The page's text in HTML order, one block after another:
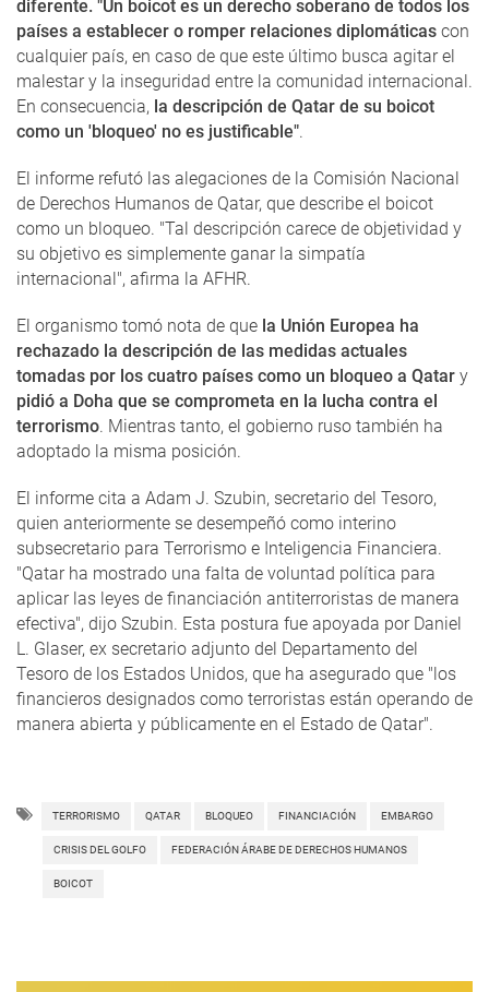
diferente. "Un boicot es un derecho soberano de todos los
países a establecer o romper relaciones diplomáticas con
cualquier país, en caso de que este último busca agitar el
malestar y la inseguridad entre la comunidad internacional.
En consecuencia, la descripción de Qatar de su boicot
como un 'bloqueo' no es justificable".
El informe refutó las alegaciones de la Comisión Nacional
de Derechos Humanos de Qatar, que describe el boicot
como un bloqueo. "Tal descripción carece de objetividad y
su objetivo es simplemente ganar la simpatía
internacional", afirma la AFHR.
El organismo tomó nota de que la Unión Europea ha
rechazado la descripción de las medidas actuales
tomadas por los cuatro países como un bloqueo a Qatar y
pidió a Doha que se comprometa en la lucha contra el
terrorismo. Mientras tanto, el gobierno ruso también ha
adoptado la misma posición.
El informe cita a Adam J. Szubin, secretario del Tesoro,
quien anteriormente se desempeñó como interino
subsecretario para Terrorismo e Inteligencia Financiera.
"Qatar ha mostrado una falta de voluntad política para
aplicar las leyes de financiación antiterroristas de manera
efectiva", dijo Szubin. Esta postura fue apoyada por Daniel
L. Glaser, ex secretario adjunto del Departamento del
Tesoro de los Estados Unidos, que ha asegurado que "los
financieros designados como terroristas están operando de
manera abierta y públicamente en el Estado de Qatar".
TERRORISMO QATAR BLOQUEO FINANCIACIÓN EMBARGO
CRISIS DEL GOLFO FEDERACIÓN ÁRABE DE DERECHOS HUMANOS
BOICOT